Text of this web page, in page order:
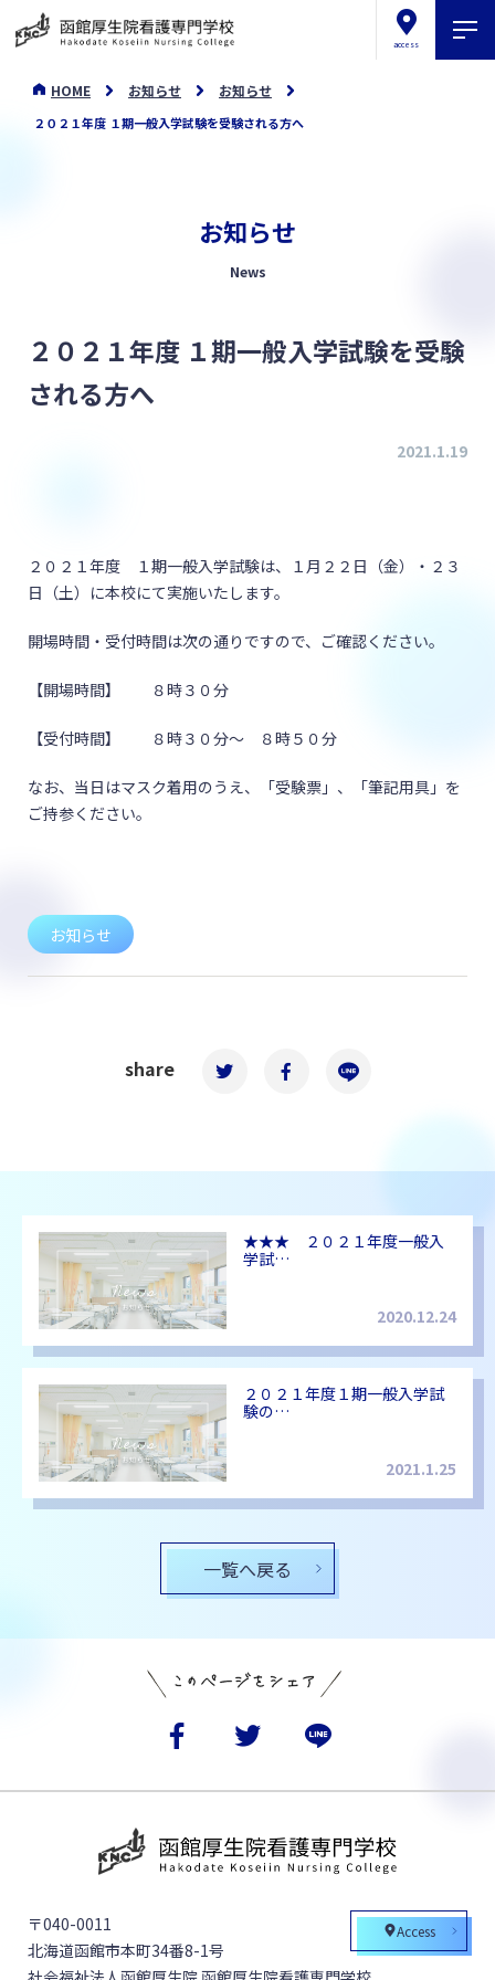
access
HOME お知らせ お知らせ
２０２１年度 １期一般入学試験を受験される方へ
お知らせ
News
２０２１年度 １期一般入学試験を受験
される方へ
2021.1.19
２０２１年度 １期一般入学試験は、１月２２日（金）・２３
日（土）に本校にて実施いたします。
開場時間・受付時間は次の通りですので、ご確認ください。
【開場時間】 ８時３０分
【受付時間】 ８時３０分～ ８時５０分
なお、当日はマスク着用のうえ、「受験票」、「筆記用具」を
ご持参ください。
お知らせ
share
★★★ ２０２１年度一般入
学試…
2020.12.24
一覧へ戻る
２０２１年度１期一般入学試
験の…
2021.1.25
Access
〒040-0011
北海道函館市本町34番8-1号